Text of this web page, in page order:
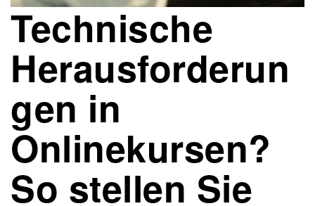
Technische
Herausforderun
gen in
Onlinekursen?
So stellen Sie